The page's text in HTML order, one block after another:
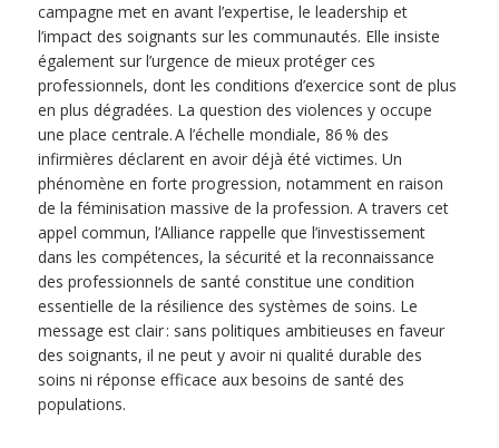
campagne met en avant l’expertise, le leadership et
l’impact des soignants sur les communautés. Elle insiste
également sur l’urgence de mieux protéger ces
professionnels, dont les conditions d’exercice sont de plus
en plus dégradées. La question des violences y occupe
une place centrale. A l’échelle mondiale, 86 % des
infirmières déclarent en avoir déjà été victimes. Un
phénomène en forte progression, notamment en raison
de la féminisation massive de la profession. A travers cet
appel commun, l’Alliance rappelle que l’investissement
dans les compétences, la sécurité et la reconnaissance
des professionnels de santé constitue une condition
essentielle de la résilience des systèmes de soins. Le
message est clair : sans politiques ambitieuses en faveur
des soignants, il ne peut y avoir ni qualité durable des
soins ni réponse efficace aux besoins de santé des
populations.